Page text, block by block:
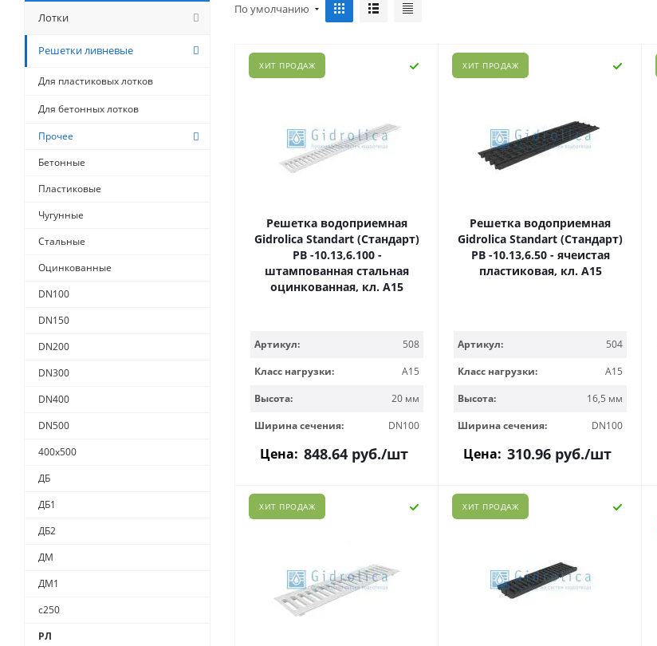
По умолчанию
ХИТ ПРОДАЖ
Решетка водоприемная
Gidrolica Standart (Стандарт)
РВ -10.13,6.100 -
штампованная стальная
оцинкованная, кл. А15
Артикул:
508
Класс нагрузки:
A15
Высота:
20 мм
Ширина сечения:
DN100
Цена: 848.64 руб./шт
ХИТ ПРОДАЖ
Решетка водоприемная
Gidrolica Standart (Стандарт)
РВ -10.13,6.50 - ячеистая
пластиковая, кл. А15
Артикул:
504
Класс нагрузки:
A15
Высота:
16,5 мм
Ширина сечения:
DN100
Цена: 310.96 руб./шт
ХИТ ПРОДАЖ ХИТ ПРОДАЖ
Лотки
Решетки ливневые
Для пластиковых лотков
Для бетонных лотков
Прочее
Бетонные
Пластиковые
Чугунные
Стальные
Оцинкованные
DN100
DN150
DN200
DN300
DN400
DN500
400х500
ДБ
ДБ1
ДБ2
ДМ
ДМ1
с250
РЛ